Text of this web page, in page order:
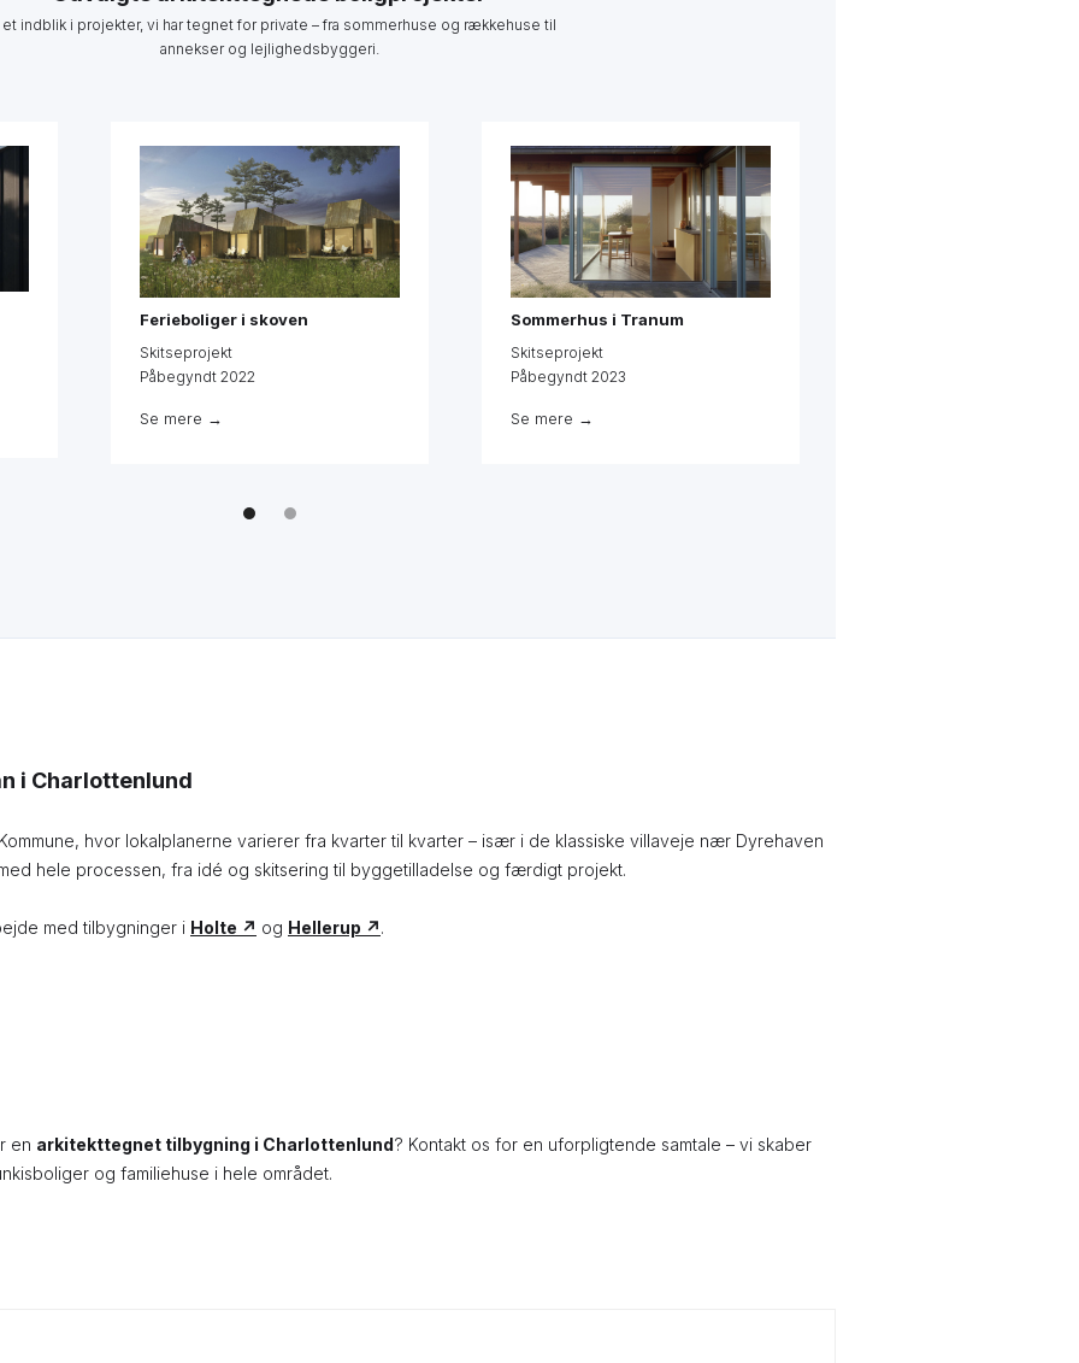
et indblik i projekter, vi har tegnet for private – fra sommerhuse og rækkehuse til
annekser og lejlighedsbyggeri.
Ferieboliger i skoven
Skitseprojekt
Påbegyndt 2022
Se mere →
Sommerhus i Tranum
Skitseprojekt
Påbegyndt 2023
Se mere →
i Charlottenlund
hvor lokalplanerne varierer fra kvarter til kvarter – især i de klassiske villaveje nær Dyrehaven
hele processen, fra idé og skitsering til byggetilladelse og færdigt projekt.
med tilbygninger i Holte ↗ og Hellerup ↗.
en arkitekttegnet tilbygning i Charlottenlund? Kontakt os for en uforpligtende samtale – vi skaber
og familiehuse i hele området.